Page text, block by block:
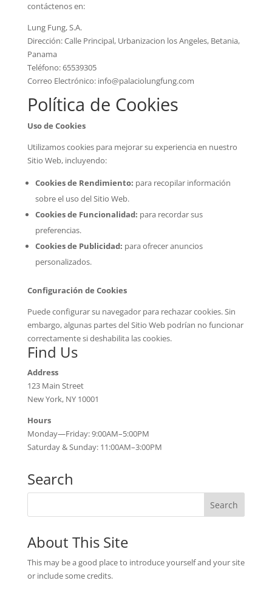
contáctenos en:
Lung Fung, S.A.
Dirección: Calle Principal, Urbanizacion los Angeles, Betania,
Panama
Teléfono: 65539305
Correo Electrónico: info@palaciolungfung.com
Política de Cookies
Uso de Cookies
Utilizamos cookies para mejorar su experiencia en nuestro
Sitio Web, incluyendo:
Cookies de Rendimiento: para recopilar información
sobre el uso del Sitio Web.
Cookies de Funcionalidad: para recordar sus
preferencias.
Cookies de Publicidad: para ofrecer anuncios
personalizados.
Configuración de Cookies
Puede configurar su navegador para rechazar cookies. Sin
embargo, algunas partes del Sitio Web podrían no funcionar
correctamente si deshabilita las cookies.
Find Us
Address
123 Main Street
New York, NY 10001
Hours
Monday—Friday: 9:00AM–5:00PM
Saturday & Sunday: 11:00AM–3:00PM
Search
About This Site
This may be a good place to introduce yourself and your site
or include some credits.